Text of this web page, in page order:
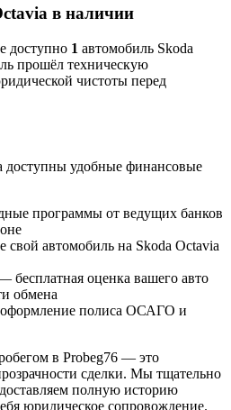
в наличии
доступно 1 автомобиль Skoda
прошёл техническую
чистоты перед
доступны удобные финансовые
программы от ведущих банков
свой автомобиль на Skoda Octavia
бесплатная оценка вашего авто
обмена
полиса ОСАГО и
в Probeg76 — это
сделки. Мы тщательно
полную историю
юридическое сопровождение.